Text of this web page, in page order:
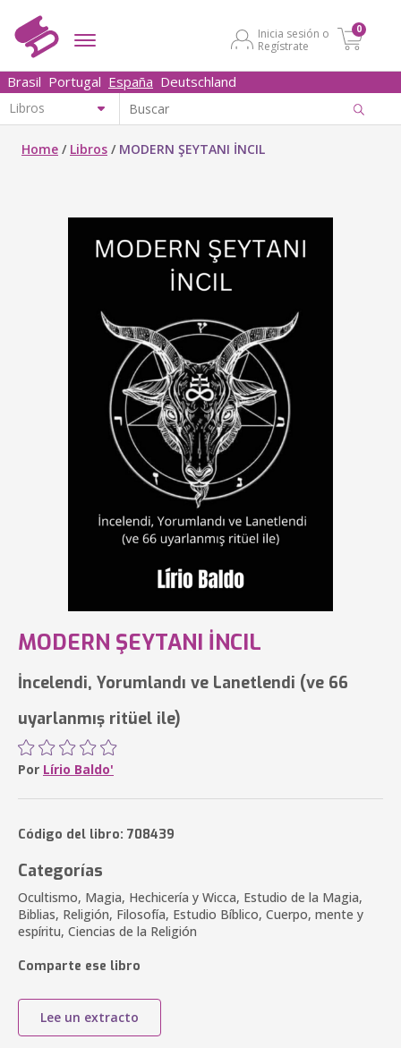
Inicia sesión o
Regístrate
0
Brasil Portugal España Deutschland
Home / Libros / MODERN ŞEYTANI İNCIL
MODERN ŞEYTANI İNCIL
İncelendi, Yorumlandı ve Lanetlendi (ve 66
uyarlanmış ritüel ile)
Por Lírio Baldo'
Código del libro: 708439
Categorías
Ocultismo, Magia, Hechicería y Wicca, Estudio de la Magia,
Biblias, Religión, Filosofía, Estudio Bíblico, Cuerpo, mente y
espíritu, Ciencias de la Religión
Comparte ese libro
Lee un extracto